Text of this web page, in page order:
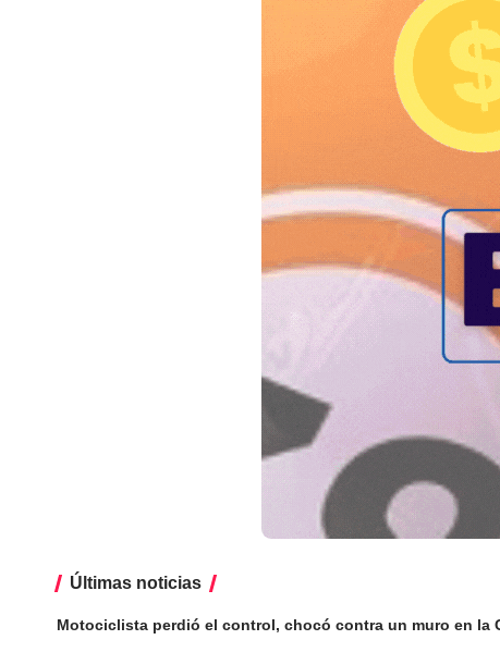
Últimas noticias
Motociclista perdió el control, chocó contra un muro en la